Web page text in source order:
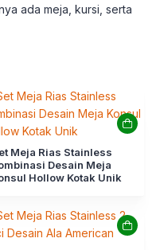
ada meja, kursi, serta
Meja Rias Stainless
Desain Meja
Hollow Kotak Unik